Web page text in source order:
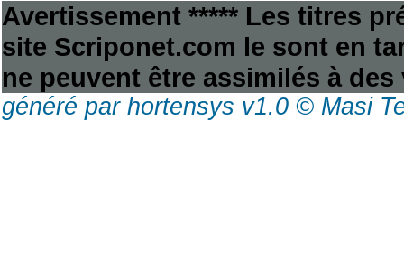
Avertissement ***** Les titres
site Scriponet.com le sont en
ne peuvent être assimilés à
généré par hortensys v1.0 © Masi